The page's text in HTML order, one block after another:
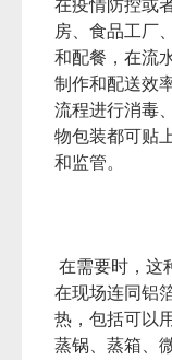
在疫情防控或
房、食品工厂
和配餐，在流
制作和配送效
流程进行消毒
物包装都可贴
和监管。
在需要时，这
在现场连同铝
热，包括可以
蒸锅、蒸箱、